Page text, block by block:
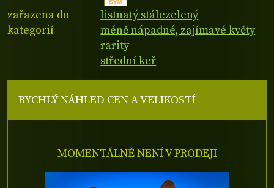
zařazena do
kategorií
listnatý stálezelený
méně nápadné, zajímavé květy
rarity
střední keř
RYCHLÝ NÁHLED CEN A VELIKOSTÍ
MOMENTÁLNĚ NENÍ V PRODEJI